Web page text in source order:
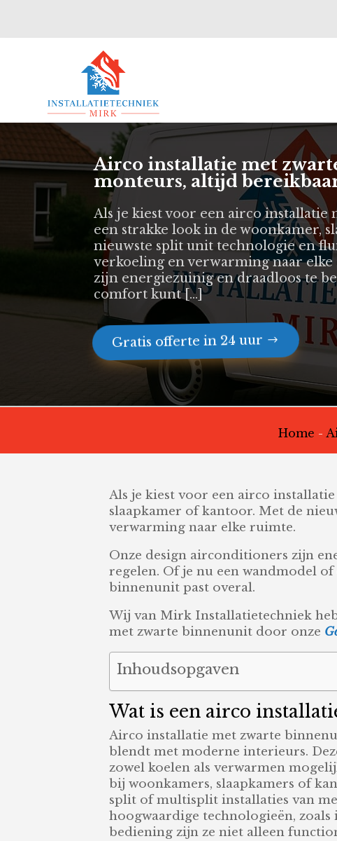
Airco installatie met
monteurs, altijd
Als je kiest voor een airco
een strakke look in de woonkamer,
nieuwste split unit technologie en
verkoeling en verwarming naar
zijn energiezuinig en draadloos te
comfort kunt […]
Gratis offerte in 24 uur
Home -
Als je kiest voor een airco
slaapkamer of kantoor. Met de
verwarming naar elke ruimte.
Onze design airconditioners zijn
regelen. Of je nu een wandmodel
binnenunit past overal.
Wij van Mirk Installatietechniek
met zwarte binnenunit door onze
Inhoudsopgaven
Wat is een airco
Airco installatie met zwarte
blendt met moderne interieurs.
zowel koelen als verwarmen
bij woonkamers, slaapkamers of
split of multisplit installaties van
hoogwaardige technologieën,
bediening zijn ze niet alleen